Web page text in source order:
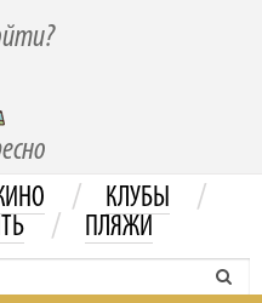
/ КЛУБЫ /
/ ПЛЯЖИ